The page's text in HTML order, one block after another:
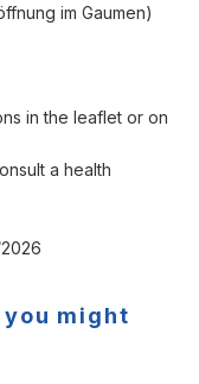
im Gaumen)
in the leaflet or on
a health
might